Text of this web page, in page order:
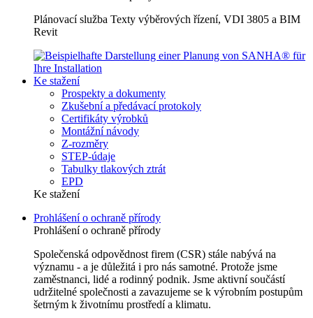
Plánovací služba Texty výběrových řízení, VDI 3805 a BIM
Revit
Ke stažení
Prospekty a dokumenty
Zkušební a předávací protokoly
Certifikáty výrobků
Montážní návody
Z-rozměry
STEP-údaje
Tabulky tlakových ztrát
EPD
Ke stažení
Prohlášení o ochraně přírody
Prohlášení o ochraně přírody
Společenská odpovědnost firem (CSR) stále nabývá na
významu - a je důležitá i pro nás samotné. Protože jsme
zaměstnanci, lidé a rodinný podnik. Jsme aktivní součástí
udržitelné společnosti a zavazujeme se k výrobním postupům
šetrným k životnímu prostředí a klimatu.